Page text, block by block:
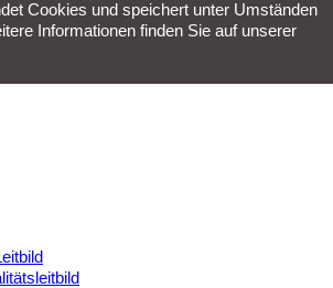
Cookies und speichert unter Umständen
Informationen finden Sie auf unserer